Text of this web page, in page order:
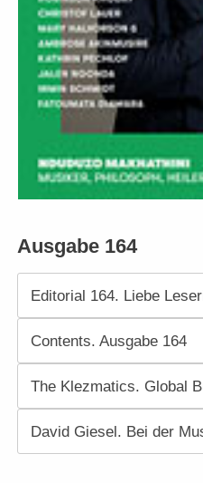
Ausgabe 164
Editorial 164. Liebe
Contents. Ausgabe 164
The Klezmatics. Global
David Giesel. Bei der